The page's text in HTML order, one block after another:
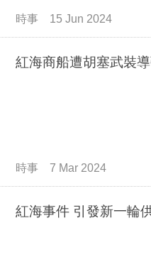
時事 15 Jun 2024
紅海商船遭胡塞武裝
時事 7 Mar 2024
紅海事件 引發新一輪